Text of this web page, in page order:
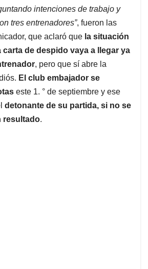
intenciones de trabajo y
tres entrenadores”, fueron las
que aclaró que la situación
de despido vaya a llegar ya
, pero que sí abre la
El club embajador se
este 1. ° de septiembre y ese
detonante de su partida, si no se
resultado.